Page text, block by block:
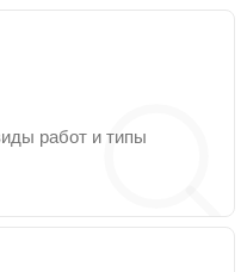
работ и типы